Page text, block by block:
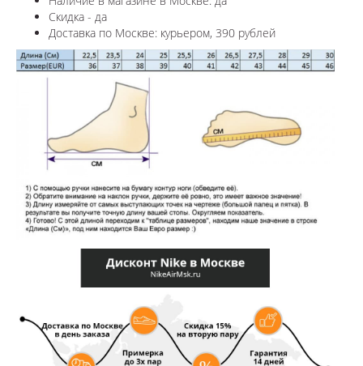
Скидка - да
Доставка по Москве: курьером, 390 рублей